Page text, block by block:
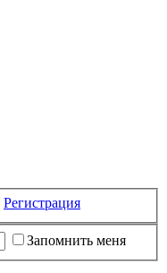
Регистрация
Запомнить меня